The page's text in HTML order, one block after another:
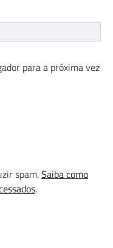
para a próxima vez
spam.Saiba como
.